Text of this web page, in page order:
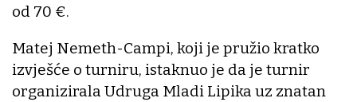
od 70 €.
Matej Nemeth-Campi, koji je pružio kratko
izvješće o turniru, istaknuo je da je turnir
organizirala Udruga Mladi Lipika uz znatan